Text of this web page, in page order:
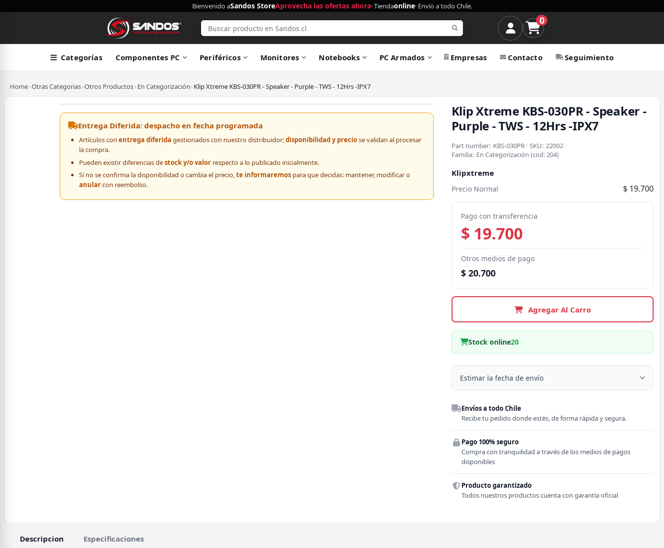
Bienvenido aSandos StoreAprovecha las ofertas ahora· Tiendaonline· Envío a todo Chile.
0
Categorías Componentes PC Periféricos Monitores Notebooks PC Armados Empresas Contacto Seguimiento
Home›Otras Categorias›Otros Productos›En Categorización›Klip Xtreme KBS-030PR - Speaker - Purple - TWS - 12Hrs -IPX7
Entrega Diferida: despacho en fecha programada
Artículos con entrega diferida gestionados con nuestro distribuidor;disponibilidad y preciose validan al procesar
la compra.
Pueden existir diferencias destock y/o valorrespecto a lo publicado inicialmente.
Si no se confirma la disponibilidad o cambia el precio,te informaremospara que decidas: mantener, modificar o
anularcon reembolso.
Klip Xtreme KBS-030PR - Speaker -
Purple - TWS - 12Hrs -IPX7
Part number: KBS-030PR/SKU: 22002/
Familia: En Categorización (cod:204)
Klipxtreme
Precio Normal $ 19.700
Pago con transferencia
$ 19.700
Otros medios de pago
$ 20.700
Agregar Al Carro
Stock online20
Estimar la fecha de envío
Región
Comuna
Envíos a todo Chile
Recibe tu pedido donde estés, de forma rápida y segura.
Pago 100% seguro
Compra con tranquilidad a través de los medios de pagos
disponibles
Producto garantizado
Todos nuestros productos cuenta con garantía oficial
Descripcion Especificaciones